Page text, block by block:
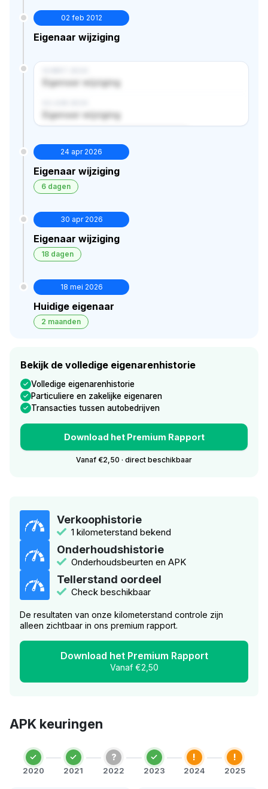
02 feb 2012
Eigenaar wijziging
Eigenaar wijziging
Eigenaar wijziging
24 apr 2026
Eigenaar wijziging
6 dagen
30 apr 2026
Eigenaar wijziging
18 dagen
18 mei 2026
Huidige eigenaar
2 maanden
Bekijk de volledige eigenarenhistorie
Volledige eigenarenhistorie
Particuliere en zakelijke eigenaren
Transacties tussen autobedrijven
Download het Premium Rapport
Vanaf €2,50 · direct beschikbaar
Verkoophistorie
1 kilometerstand bekend
Onderhoudshistorie
Onderhoudsbeurten en APK
Tellerstand oordeel
Check beschikbaar
De resultaten van onze kilometerstand controle zijn
alleen zichtbaar in ons premium rapport.
Download het Premium Rapport
Vanaf €2,50
APK keuringen
2020 2021
?
2022 2023
!
2024
!
2025